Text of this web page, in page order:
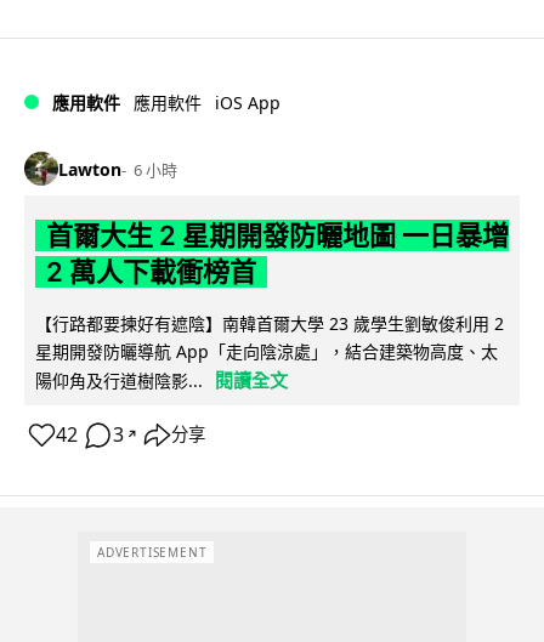
應用軟件 應用軟件 iOS App
Lawton 6 小時
首爾大生 2 星期開發防曬地圖 一日暴增
2 萬人下載衝榜首
【行路都要揀好有遮陰】南韓首爾大學 23 歲學生劉敏俊利用 2
星期開發防曬導航 App「走向陰涼處」，結合建築物高度、太
陽仰角及行道樹陰影...
閱讀全文
42 3 ↗ 分享
ADVERTISEMENT